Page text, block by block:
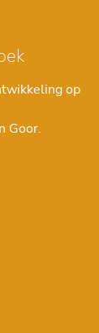
op
Goor.